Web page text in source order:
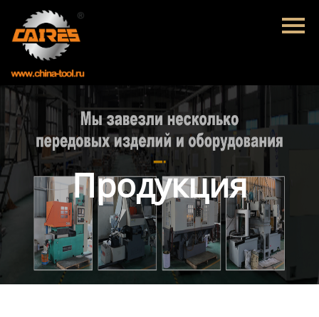
Главная
Продукция
Новости
О нас
Контакты
Продукция